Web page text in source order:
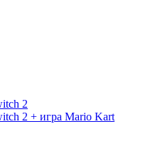
2
2 + игра Mario Kart